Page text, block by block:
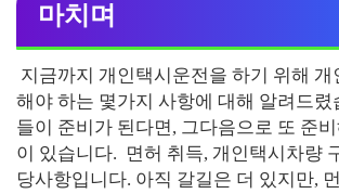
마치며
지금까지 개인택시운전을 하기 위해 개
해야 하는 몇가지 사항에 대해 알려드렸
들이 준비가 된다면, 그다음으로 또 준
이 있습니다. 면허 취득, 개인택시차량
당사항입니다. 아직 갈길은 더 있지만,